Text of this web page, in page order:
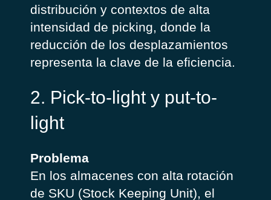
distribución y contextos de alta
intensidad de picking, donde la
reducción de los desplazamientos
representa la clave de la eficiencia.
2. Pick-to-light y put-to-
light
Problema
En los almacenes con alta rotación
de SKU (Stock Keeping Unit), el